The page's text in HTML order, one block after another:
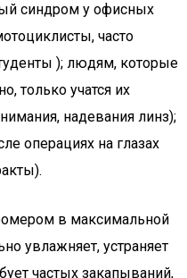
синдром у офисных
часто
); людям, которые
только учатся их
надевания линз);
операциях на глазах
в максимальной
увлажняет, устраняет
частых закапываний,